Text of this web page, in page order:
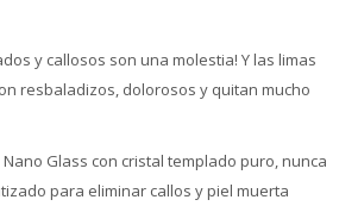
y callosos son una molestia! Y las limas
resbaladizos, dolorosos y quitan mucho
Glass con cristal templado puro, nunca
para eliminar callos y piel muerta